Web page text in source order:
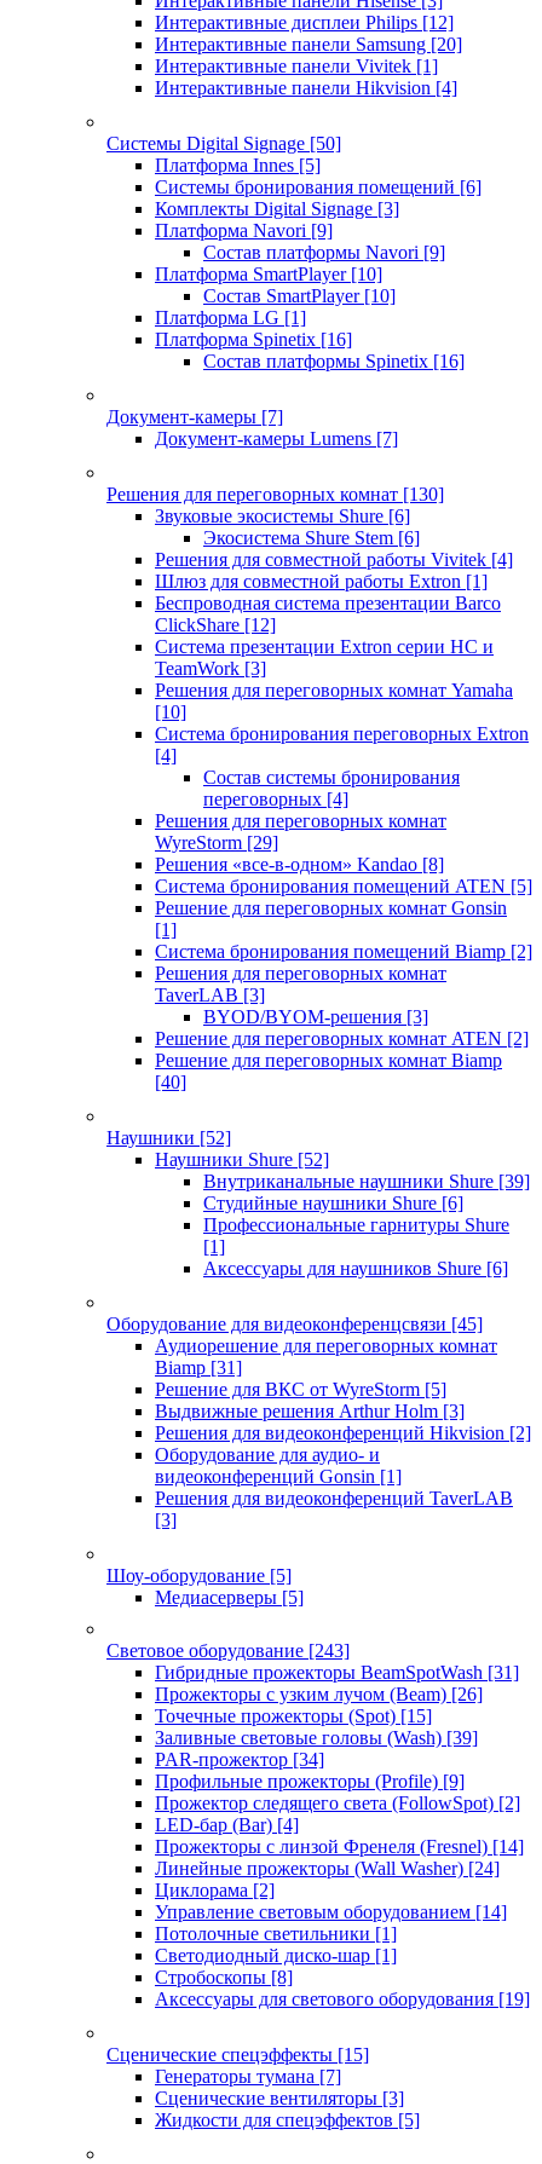
Интерактивные дисплеи Philips [12]
Интерактивные панели Samsung [20]
Интерактивные панели Vivitek [1]
Интерактивные панели Hikvision [4]
Системы Digital Signage [50]
Платформа Innes [5]
Системы бронирования помещений [6]
Комплекты Digital Signage [3]
Платформа Navori [9]
Состав платформы Navori [9]
Платформа SmartPlayer [10]
Состав SmartPlayer [10]
Платформа LG [1]
Платформа Spinetix [16]
Состав платформы Spinetix [16]
Документ-камеры [7]
Документ-камеры Lumens [7]
Решения для переговорных комнат [130]
Звуковые экосистемы Shure [6]
Экосистема Shure Stem [6]
Решения для совместной работы Vivitek [4]
Шлюз для совместной работы Extron [1]
Беспроводная система презентации Barco
ClickShare [12]
Система презентации Extron серии HC и
TeamWork [3]
Решения для переговорных комнат Yamaha
[10]
Система бронирования переговорных Extron
[4]
Состав системы бронирования
переговорных [4]
Решения для переговорных комнат
WyreStorm [29]
Решения «все-в-одном» Kandao [8]
Система бронирования помещений ATEN [5]
Решение для переговорных комнат Gonsin
[1]
Система бронирования помещений Biamp [2]
Решения для переговорных комнат
TaverLAB [3]
BYOD/BYOM-решения [3]
Решение для переговорных комнат ATEN [2]
Решение для переговорных комнат Biamp
[40]
Наушники [52]
Наушники Shure [52]
Внутриканальные наушники Shure [39]
Студийные наушники Shure [6]
Профессиональные гарнитуры Shure
[1]
Аксессуары для наушников Shure [6]
Оборудование для видеоконференцсвязи [45]
Аудиорешение для переговорных комнат
Biamp [31]
Решение для ВКС от WyreStorm [5]
Выдвижные решения Arthur Holm [3]
Решения для видеоконференций Hikvision [2]
Оборудование для аудио- и
видеоконференций Gonsin [1]
Решения для видеоконференций TaverLAB
[3]
Шоу-оборудование [5]
Медиасерверы [5]
Световое оборудование [243]
Гибридные прожекторы BeamSpotWash [31]
Прожекторы с узким лучом (Beam) [26]
Точечные прожекторы (Spot) [15]
Заливные световые головы (Wash) [39]
PAR-прожектор [34]
Профильные прожекторы (Profile) [9]
Прожектор следящего света (FollowSpot) [2]
LED-бар (Bar) [4]
Прожекторы с линзой Френеля (Fresnel) [14]
Линейные прожекторы (Wall Washer) [24]
Циклорама [2]
Управление световым оборудованием [14]
Потолочные светильники [1]
Светодиодный диско-шар [1]
Стробоскопы [8]
Аксессуары для светового оборудования [19]
Сценические спецэффекты [15]
Генераторы тумана [7]
Сценические вентиляторы [3]
Жидкости для спецэффектов [5]